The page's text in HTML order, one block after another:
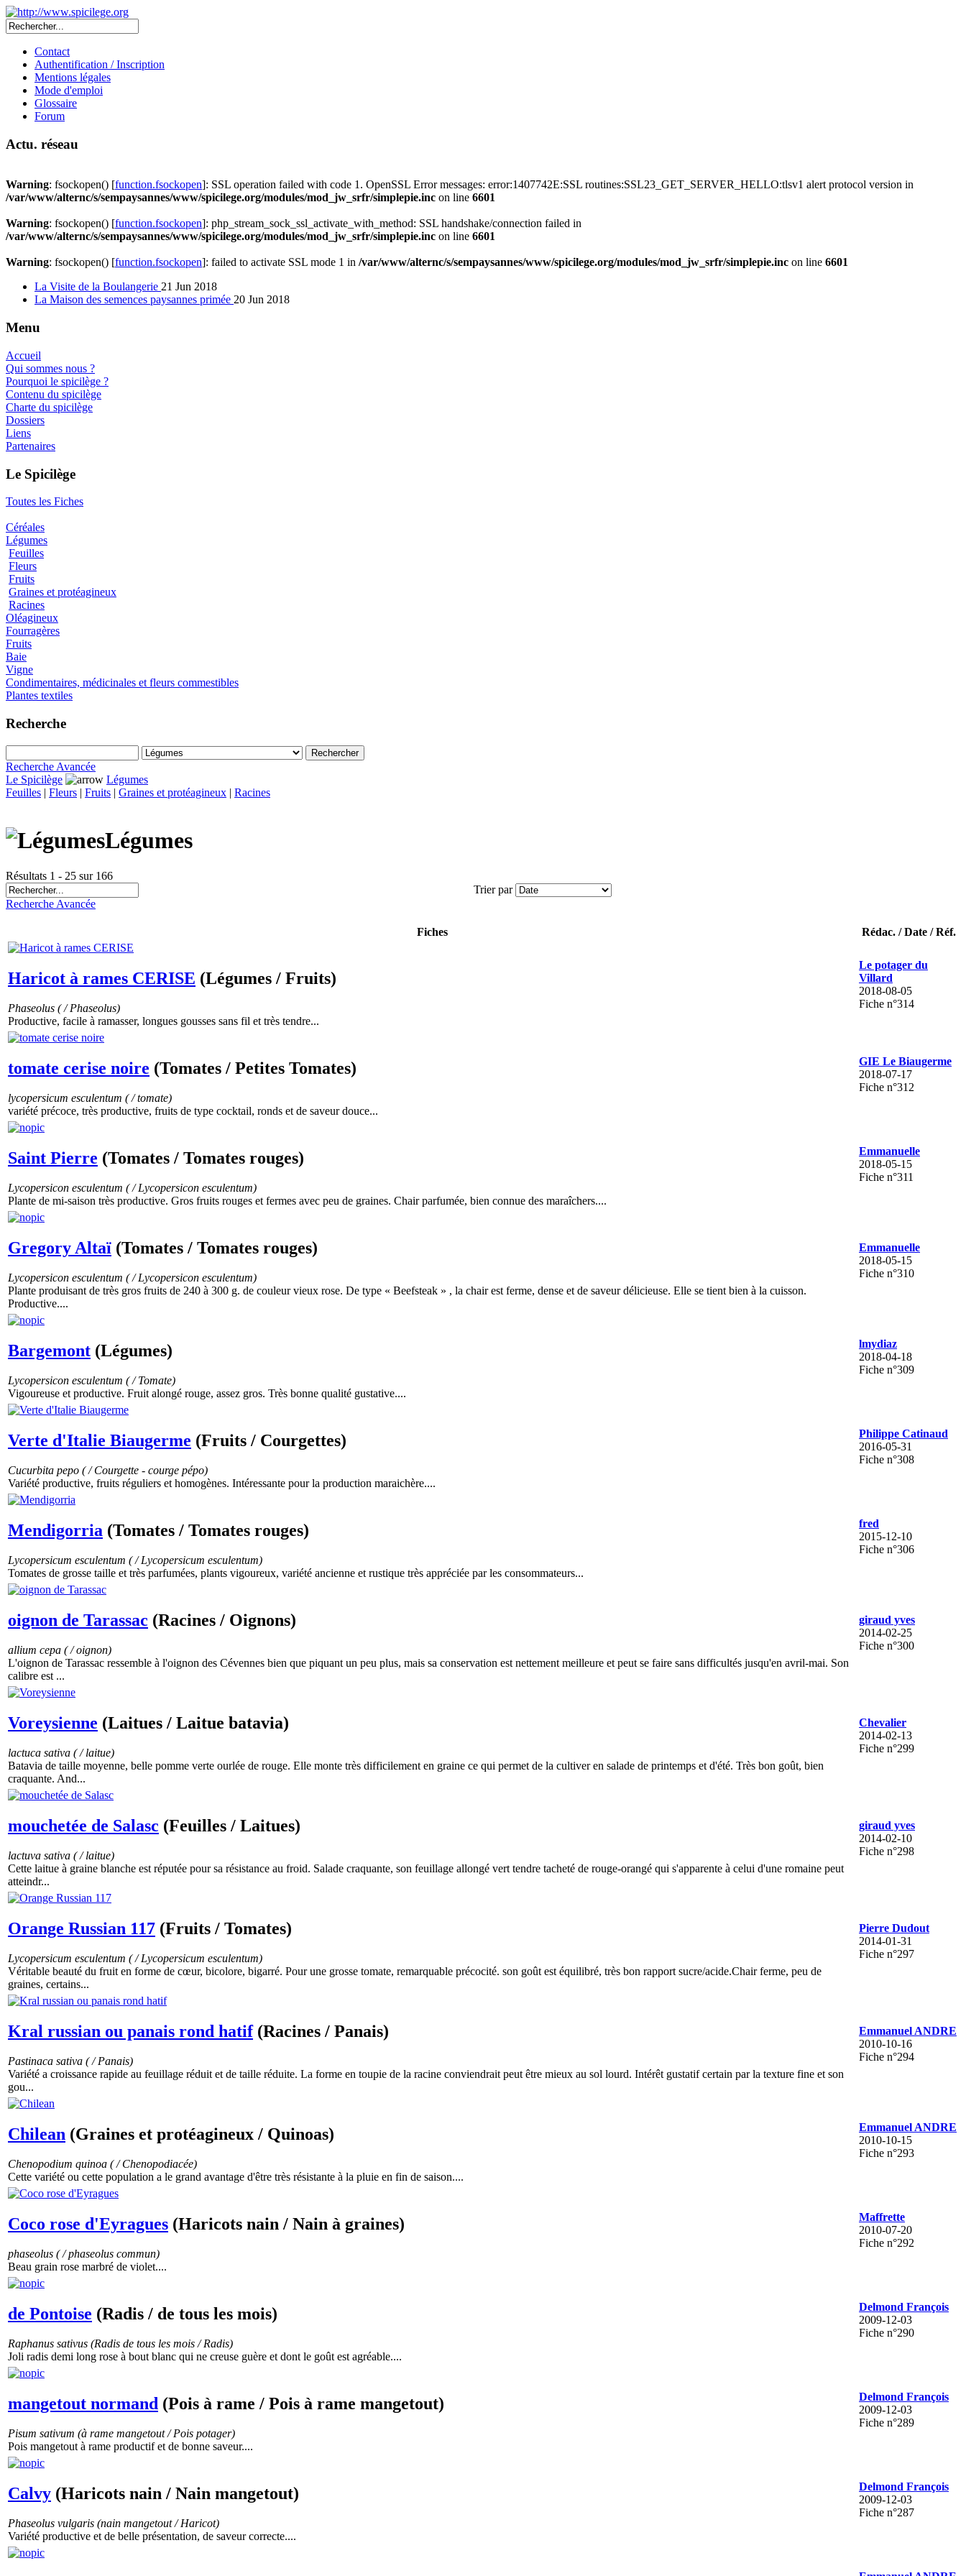
Contact
Authentification / Inscription
Mentions légales
Mode d'emploi
Glossaire
Forum
Actu. réseau
Warning: fsockopen() [function.fsockopen]: SSL operation failed with code 1. OpenSSL Error messages: error:1407742E:SSL routines:SSL23_GET_SERVER_HELLO:tlsv1 alert protocol version in
/var/www/alternc/s/sempaysannes/www/spicilege.org/modules/mod_jw_srfr/simplepie.inc on line 6601
Warning: fsockopen() [function.fsockopen]: php_stream_sock_ssl_activate_with_method: SSL handshake/connection failed in
/var/www/alternc/s/sempaysannes/www/spicilege.org/modules/mod_jw_srfr/simplepie.inc on line 6601
Warning: fsockopen() [function.fsockopen]: failed to activate SSL mode 1 in /var/www/alternc/s/sempaysannes/www/spicilege.org/modules/mod_jw_srfr/simplepie.inc on line 6601
La Visite de la Boulangerie 21 Jun 2018
La Maison des semences paysannes primée 20 Jun 2018
Menu
Accueil
Qui sommes nous ?
Pourquoi le spicilège ?
Contenu du spicilège
Charte du spicilège
Dossiers
Liens
Partenaires
Le Spicilège
Toutes les Fiches
Céréales
Légumes
Feuilles
Fleurs
Fruits
Graines et protéagineux
Racines
Oléagineux
Fourragères
Fruits
Baie
Vigne
Condimentaires, médicinales et fleurs commestibles
Plantes textiles
Recherche
Recherche Avancée
Le Spicilège
Légumes
Feuilles | Fleurs | Fruits | Graines et protéagineux | Racines
Légumes
Résultats 1 - 25 sur 166
Recherche Avancée
Trier par
Fiches Rédac. / Date / Réf.
Haricot à rames CERISE (Légumes / Fruits)
Phaseolus ( / Phaseolus)
Productive, facile à ramasser, longues gousses sans fil et très tendre...
Le potager du
Villard
2018-08-05
Fiche n°314
tomate cerise noire (Tomates / Petites Tomates)
lycopersicum esculentum ( / tomate)
variété précoce, très productive, fruits de type cocktail, ronds et de saveur douce...
GIE Le Biaugerme
2018-07-17
Fiche n°312
Saint Pierre (Tomates / Tomates rouges)
Lycopersicon esculentum ( / Lycopersicon esculentum)
Plante de mi-saison très productive. Gros fruits rouges et fermes avec peu de graines. Chair parfumée, bien connue des maraîchers....
Emmanuelle
2018-05-15
Fiche n°311
Gregory Altaï (Tomates / Tomates rouges)
Lycopersicon esculentum ( / Lycopersicon esculentum)
Plante produisant de très gros fruits de 240 à 300 g. de couleur vieux rose. De type « Beefsteak » , la chair est ferme, dense et de saveur délicieuse. Elle se tient bien à la cuisson.
Productive....
Emmanuelle
2018-05-15
Fiche n°310
Bargemont (Légumes)
Lycopersicon esculentum ( / Tomate)
Vigoureuse et productive. Fruit alongé rouge, assez gros. Très bonne qualité gustative....
lmydiaz
2018-04-18
Fiche n°309
Verte d'Italie Biaugerme (Fruits / Courgettes)
Cucurbita pepo ( / Courgette - courge pépo)
Variété productive, fruits réguliers et homogènes. Intéressante pour la production maraichère....
Philippe Catinaud
2016-05-31
Fiche n°308
Mendigorria (Tomates / Tomates rouges)
Lycopersicum esculentum ( / Lycopersicum esculentum)
Tomates de grosse taille et très parfumées, plants vigoureux, variété ancienne et rustique très appréciée par les consommateurs...
fred
2015-12-10
Fiche n°306
oignon de Tarassac (Racines / Oignons)
allium cepa ( / oignon)
L'oignon de Tarassac ressemble à l'oignon des Cévennes bien que piquant un peu plus, mais sa conservation est nettement meilleure et peut se faire sans difficultés jusqu'en avril-mai. Son
calibre est ...
giraud yves
2014-02-25
Fiche n°300
Voreysienne (Laitues / Laitue batavia)
lactuca sativa ( / laitue)
Batavia de taille moyenne, belle pomme verte ourlée de rouge. Elle monte très difficilement en graine ce qui permet de la cultiver en salade de printemps et d'été. Très bon goût, bien
craquante. And...
Chevalier
2014-02-13
Fiche n°299
mouchetée de Salasc (Feuilles / Laitues)
lactuva sativa ( / laitue)
Cette laitue à graine blanche est réputée pour sa résistance au froid. Salade craquante, son feuillage allongé vert tendre tacheté de rouge-orangé qui s'apparente à celui d'une romaine peut
atteindr...
giraud yves
2014-02-10
Fiche n°298
Orange Russian 117 (Fruits / Tomates)
Lycopersicum esculentum ( / Lycopersicum esculentum)
Véritable beauté du fruit en forme de cœur, bicolore, bigarré. Pour une grosse tomate, remarquable précocité. son goût est équilibré, très bon rapport sucre/acide.Chair ferme, peu de
graines, certains...
Pierre Dudout
2014-01-31
Fiche n°297
Kral russian ou panais rond hatif (Racines / Panais)
Pastinaca sativa ( / Panais)
Variété a croissance rapide au feuillage réduit et de taille réduite. La forme en toupie de la racine conviendrait peut être mieux au sol lourd. Intérêt gustatif certain par la texture fine et son
gou...
Emmanuel ANDRE
2010-10-16
Fiche n°294
Chilean (Graines et protéagineux / Quinoas)
Chenopodium quinoa ( / Chenopodiacée)
Cette variété ou cette population a le grand avantage d'être très résistante à la pluie en fin de saison....
Emmanuel ANDRE
2010-10-15
Fiche n°293
Coco rose d'Eyragues (Haricots nain / Nain à graines)
phaseolus ( / phaseolus commun)
Beau grain rose marbré de violet....
Maffrette
2010-07-20
Fiche n°292
de Pontoise (Radis / de tous les mois)
Raphanus sativus (Radis de tous les mois / Radis)
Joli radis demi long rose à bout blanc qui ne creuse guère et dont le goût est agréable....
Delmond François
2009-12-03
Fiche n°290
mangetout normand (Pois à rame / Pois à rame mangetout)
Pisum sativum (à rame mangetout / Pois potager)
Pois mangetout à rame productif et de bonne saveur....
Delmond François
2009-12-03
Fiche n°289
Calvy (Haricots nain / Nain mangetout)
Phaseolus vulgaris (nain mangetout / Haricot)
Variété productive et de belle présentation, de saveur correcte....
Delmond François
2009-12-03
Fiche n°287